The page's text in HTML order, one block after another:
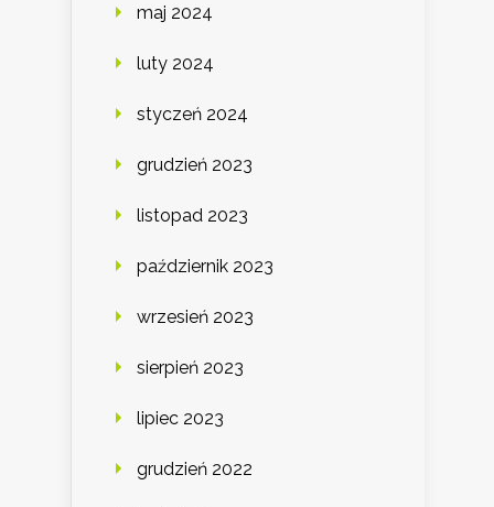
maj 2024
luty 2024
styczeń 2024
grudzień 2023
listopad 2023
październik 2023
wrzesień 2023
sierpień 2023
lipiec 2023
grudzień 2022